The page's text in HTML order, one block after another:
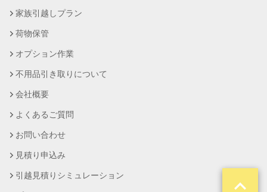
家族引越しプラン
荷物保管
オプション作業
不用品引き取りについて
会社概要
よくあるご質問
お問い合わせ
見積り申込み
引越見積りシミュレーション